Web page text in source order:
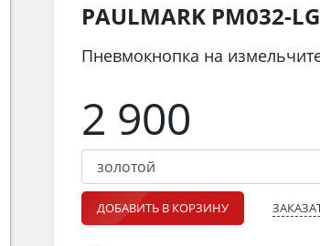
PAULMARK PM032-LG
Пневмокнопка на
2 900
ДОБАВИТЬ В КОРЗИНУ